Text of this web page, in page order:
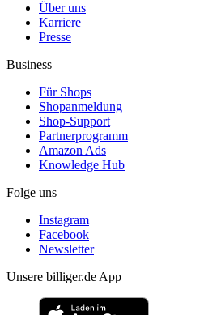
Über uns
Karriere
Presse
Business
Für Shops
Shopanmeldung
Shop-Support
Partnerprogramm
Amazon Ads
Knowledge Hub
Folge uns
Instagram
Facebook
Newsletter
Unsere billiger.de App